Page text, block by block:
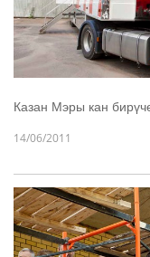
Казан Мэры кан
14/06/2011